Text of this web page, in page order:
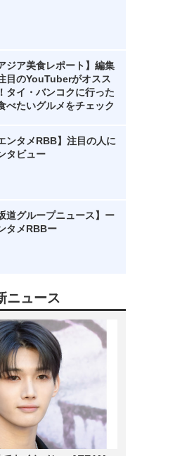
ジア美食レポート】編集
目のYouTuberがオスス
タイ・バンコクに行った
べたいグルメをチェック
ンタメRBB】注目の人に
タビュー
道グループニュース】ー
タメRBBー
ニュース